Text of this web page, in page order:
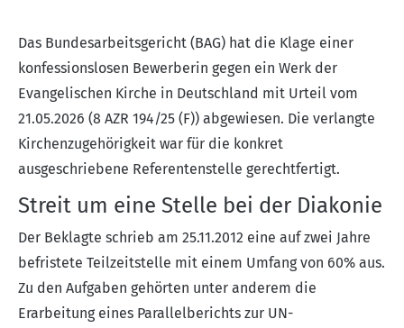
Das Bundesarbeitsgericht (BAG) hat die Klage einer
konfessionslosen Bewerberin gegen ein Werk der
Evangelischen Kirche in Deutschland mit Urteil vom
21.05.2026 (8 AZR 194/25 (F)) abgewiesen. Die verlangte
Kirchenzugehörigkeit war für die konkret
ausgeschriebene Referentenstelle gerechtfertigt.
Streit um eine Stelle bei der Diakonie
Der Beklagte schrieb am 25.11.2012 eine auf zwei Jahre
befristete Teilzeitstelle mit einem Umfang von 60% aus.
Zu den Aufgaben gehörten unter anderem die
Erarbeitung eines Parallelberichts zur UN-